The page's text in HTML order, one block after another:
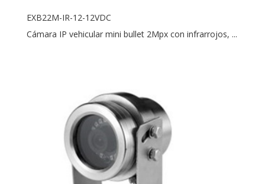
EXB22M-IR-12-12VDC
Cámara IP vehicular mini bullet 2Mpx con infrarrojos, ...